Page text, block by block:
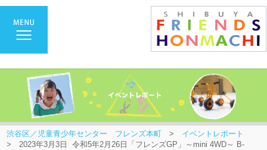
渋谷区／児童青少年センター フレンズ本町 > イベントレポート
> 2023年3月3日 令和5年2月26日「フレンズGP」～mini 4WD～ B-